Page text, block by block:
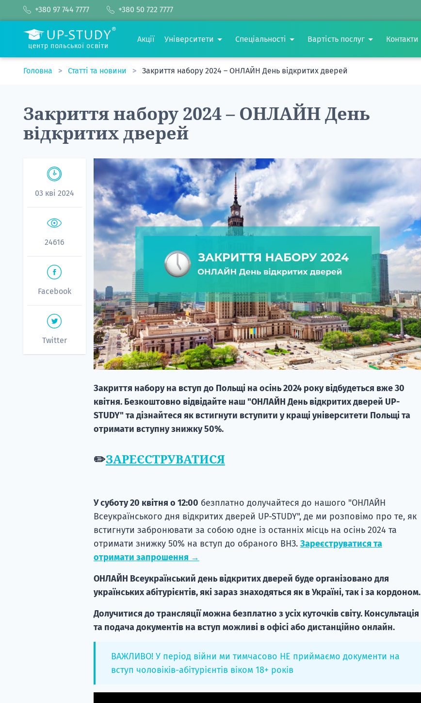
+380 97 744 7777 +380 50 722 7777
центр польської освіти
Акції Університети Спеціальності Вартість послуг Контакти
Головна Статті та новини Закриття набору 2024 – ОНЛАЙН День відкритих дверей
Закриття набору 2024 – ОНЛАЙН День
відкритих дверей
03 кві 2024
24616
Facebook
Twitter
Закриття набору на вступ до Польщі на осінь 2024 року відбудеться вже 30
квітня. Безкоштовно відвідайте наш "ОНЛАЙН День відкритих дверей UP-
STUDY" та дізнайтеся як встигнути вступити у кращі університети Польщі та
отримати вступну знижку 50%.
✏️ЗАРЕЄСТРУВАТИСЯ
У суботу 20 квітня о 12:00 безплатно долучайтеся до нашого "ОНЛАЙН
Всеукраїнського дня відкритих дверей UP-STUDY", де ми розповімо про те, як
встигнути забронювати за собою одне із останніх місць на осінь 2024 та
отримати знижку 50% на вступ до обраного ВНЗ. Зареєструватися та
отримати запрошення →
ОНЛАЙН Всеукраїнський день відкритих дверей буде організовано для
українських абітурієнтів, які зараз знаходяться як в Україні, так і за кордоном.
Долучитися до трансляції можна безплатно з усіх куточків світу. Консультація
та подача документів на вступ можливі в офісі або дистанційно онлайн.
ВАЖЛИВО! У період війни ми тимчасово НЕ приймаємо документи на
вступ чоловіків-абітурієнтів віком 18+ років